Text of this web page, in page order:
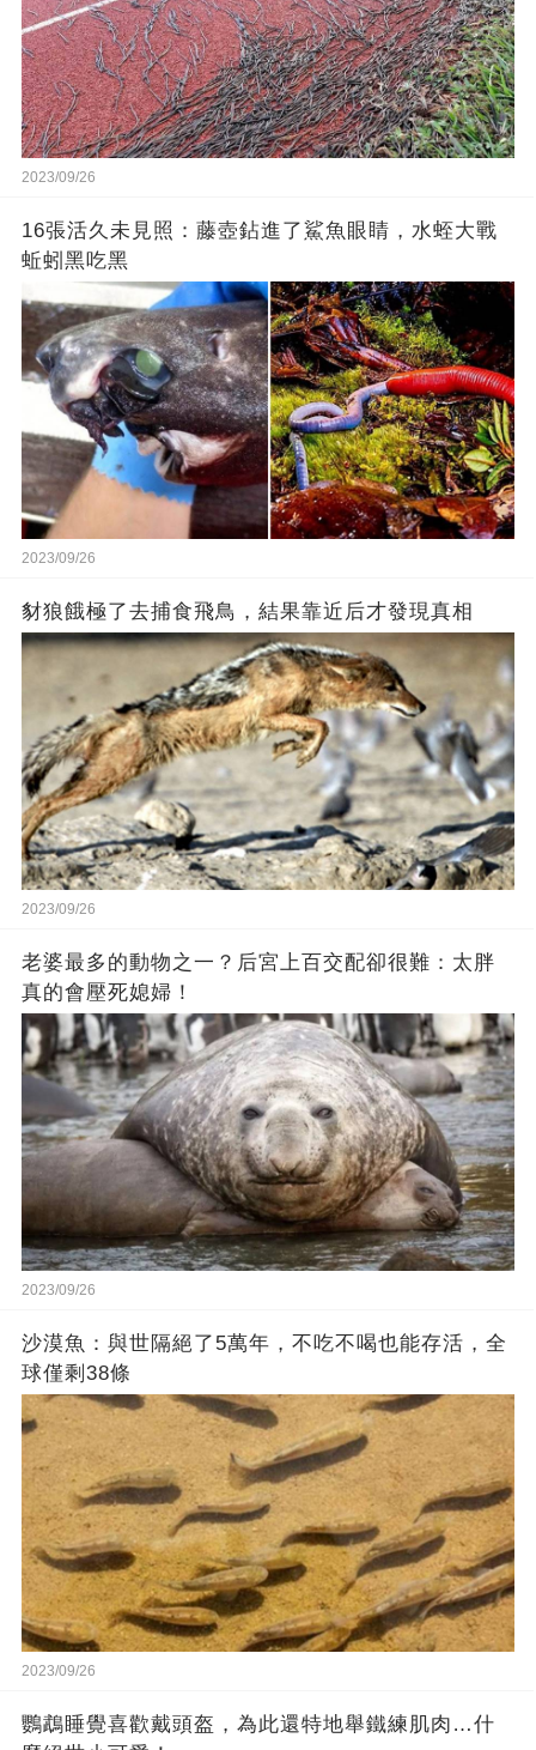
2023/09/26
16張活久未見照：藤壺鉆進了鯊魚眼睛，水蛭大戰
蚯蚓黑吃黑
2023/09/26
豺狼餓極了去捕食飛鳥，結果靠近后才發現真相
2023/09/26
老婆最多的動物之一？后宮上百交配卻很難：太胖
真的會壓死媳婦！
2023/09/26
沙漠魚：與世隔絕了5萬年，不吃不喝也能存活，全
球僅剩38條
2023/09/26
鸚鵡睡覺喜歡戴頭盔，為此還特地舉鐵練肌肉…什